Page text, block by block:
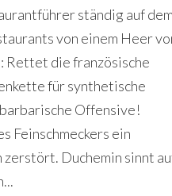
ständig auf dem
von einem Heer
Rettet die französische
für synthetische
Offensive!
Feinschmeckers ein
zerstört. Duchemin sinnt